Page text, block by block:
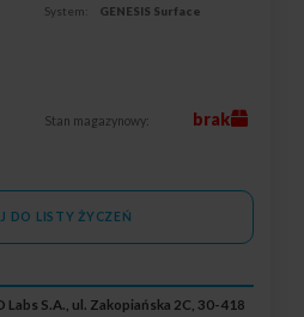
System:
GENESIS Surface
Stan magazynowy: brak
DO LISTY ŻYCZEŃ
Labs S.A., ul. Zakopiańska 2C, 30-418